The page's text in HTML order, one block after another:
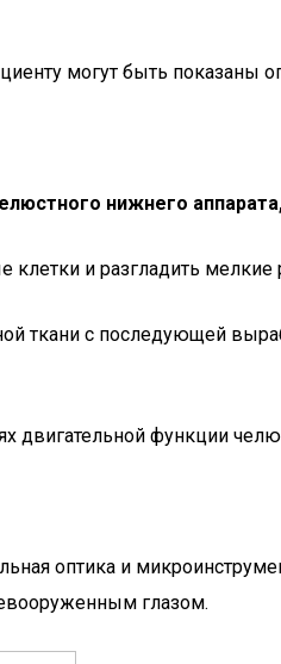
могут быть показаны
нижнего
и разгладить
ткани с последующей
двигательной функции
оптика и
глазом.